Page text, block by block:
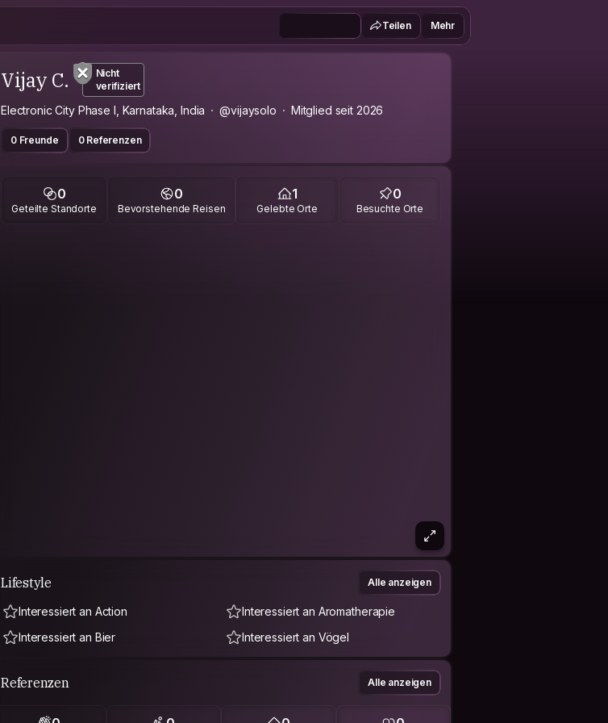
Teilen Mehr
Vijay C.
Nicht
verifiziert
Electronic City Phase I, Karnataka, India @vijaysolo Mitglied seit 2026
0 Freunde 0 Referenzen
0
Geteilte Standorte
0
Bevorstehende Reisen
1
Gelebte Orte
0
Besuchte Orte
Lifestyle Alle anzeigen
Interessiert an Action
Interessiert an Aromatherapie
Interessiert an Bier
Interessiert an Vögel
Referenzen Alle anzeigen